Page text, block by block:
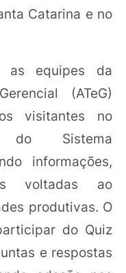
Catarina e no
as equipes da
(ATeG)
visitantes no
do Sistema
informações,
voltadas ao
produtivas. O
do Quiz
e respostas